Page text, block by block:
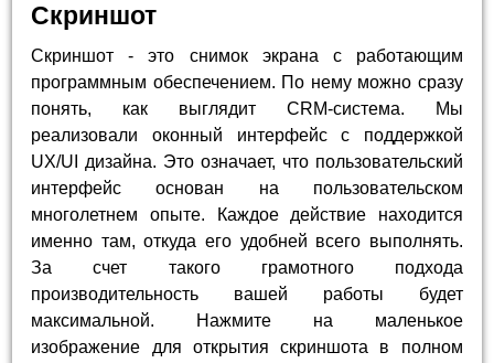
Скриншот
Скриншот - это снимок экрана с работающим
программным обеспечением. По нему можно сразу
понять, как выглядит CRM-система. Мы
реализовали оконный интерфейс с поддержкой
UX/UI дизайна. Это означает, что пользовательский
интерфейс основан на пользовательском
многолетнем опыте. Каждое действие находится
именно там, откуда его удобней всего выполнять.
За счет такого грамотного подхода
производительность вашей работы будет
максимальной. Нажмите на маленькое
изображение для открытия скриншота в полном